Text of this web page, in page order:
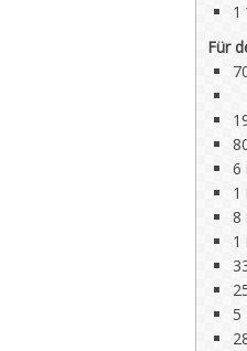
1
Für
6
1
8
1
5